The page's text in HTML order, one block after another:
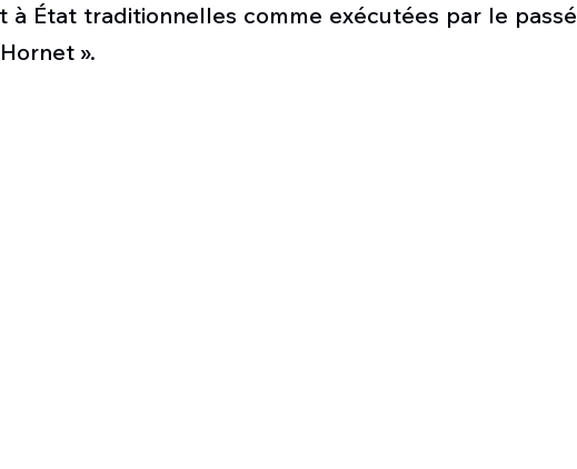
6500 Fret aérien Salon Aéronautique de Dubaï 25
à État traditionnelles comme exécutées par le passé
».